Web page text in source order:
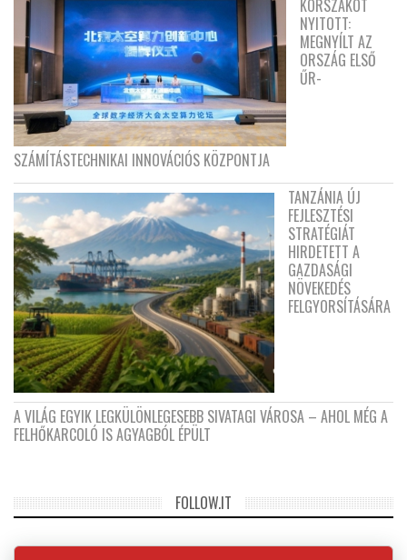
KORSZAKOT
NYITOTT:
MEGNYÍLT AZ
ORSZÁG ELSŐ
ŰR-
SZÁMÍTÁSTECHNIKAI INNOVÁCIÓS KÖZPONTJA
TANZÁNIA ÚJ
FEJLESZTÉSI
STRATÉGIÁT
HIRDETETT A
GAZDASÁGI
NÖVEKEDÉS
FELGYORSÍTÁSÁRA
A VILÁG EGYIK LEGKÜLÖNLEGESEBB SIVATAGI VÁROSA – AHOL MÉG A
FELHŐKARCOLÓ IS AGYAGBÓL ÉPÜLT
FOLLOW.IT